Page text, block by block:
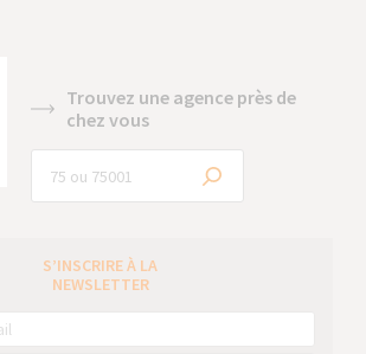
Trouvez une agence près de
chez vous
S’INSCRIRE À LA
NEWSLETTER